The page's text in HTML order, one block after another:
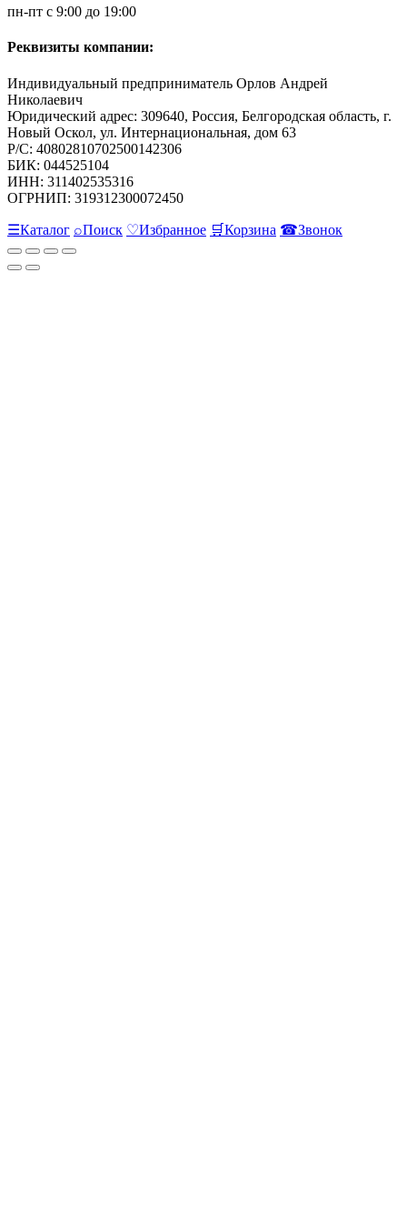
пн-пт с 9:00 до 19:00
Реквизиты компании:
Индивидуальный предприниматель Орлов Андрей
Николаевич
Юридический адрес: 309640, Россия, Белгородская область, г.
Новый Оскол, ул. Интернациональная, дом 63
Р/С: 40802810702500142306
БИК: 044525104
ИНН: 311402535316
ОГРНИП: 319312300072450
☰Каталог ⌕Поиск ♡Избранное 🛒Корзина ☎Звонок